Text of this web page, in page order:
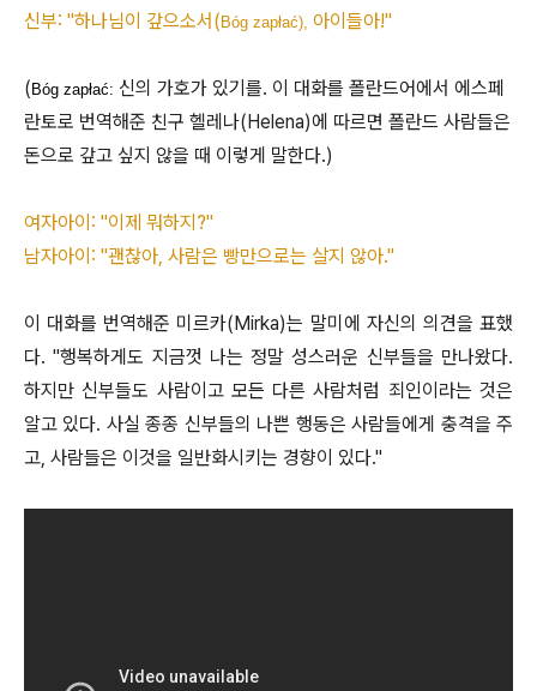
신부: "하나님이 갚으소서( Bóg zapłać), 아이들아!"
( Bóg zapłać: 신의 가호가 있기를. 이 대화를 폴란드어에서 에스페
란토로 번역해준 친구 헬레나(Helena)에 따르면 폴란드 사람들은
돈으로 갚고 싶지 않을 때 이렇게 말한다.)
여자아이: "이제 뭐하지?"
남자아이: "괜찮아, 사람은 빵만으로는 살지 않아."
이 대화를 번역해준 미르카(Mirka)는 말미에 자신의 의견을 표했
다. "행복하게도 지금껏 나는 정말 성스러운 신부들을 만나왔다.
하지만 신부들도 사람이고 모든 다른 사람처럼 죄인이라는 것은
알고 있다. 사실 종종 신부들의 나쁜 행동은 사람들에게 충격을 주
고, 사람들은 이것을 일반화시키는 경향이 있다."